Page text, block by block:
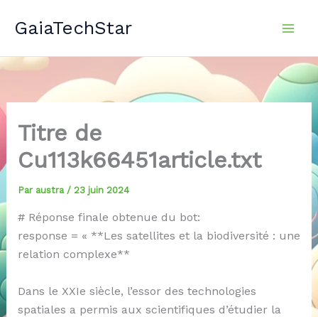
GaiaTechStar
Titre de
Cu113k66451article.txt
Par austra / 23 juin 2024
# Réponse finale obtenue du bot:
response = « **Les satellites et la biodiversité : une
relation complexe**
Dans le XXIe siècle, l’essor des technologies
spatiales a permis aux scientifiques d’étudier la